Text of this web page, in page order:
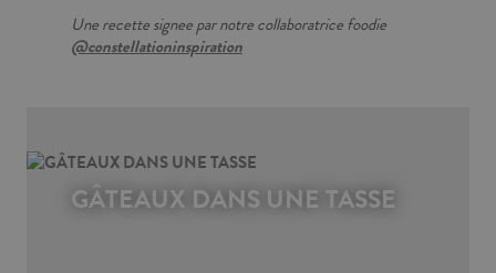
Une recette signee par notre collaboratrice foodie
@constellationinspiration
GÂTEAUX DANS UNE TASSE